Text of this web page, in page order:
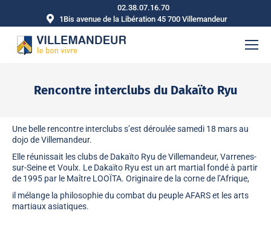
02.38.07.16.70
1Bis avenue de la Libération 45 700 Villemandeur
Rencontre interclubs du Dakaïto Ryu
Une belle rencontre interclubs s’est déroulée samedi 18 mars au
dojo de Villemandeur.
Elle réunissait les clubs de Dakaïto Ryu de Villemandeur, Varrenes-
sur-Seine et Voulx. Le Dakaïto Ryu est un art martial fondé à partir
de 1995 par le Maître LOOÏTA. Originaire de la corne de l’Afrique,
il mélange la philosophie du combat du peuple AFARS et les arts
martiaux asiatiques.